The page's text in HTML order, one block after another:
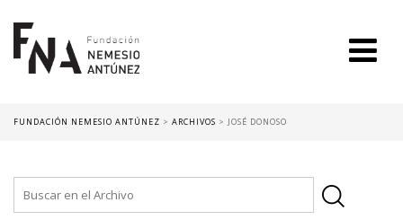
FUNDACIÓN NEMESIO ANTÚNEZ > ARCHIVOS > JOSÉ DONOSO